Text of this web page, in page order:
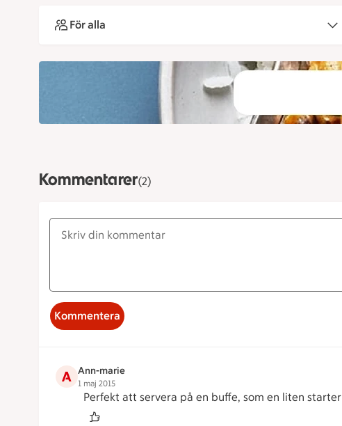
För alla
Kommentarer(2)
Kommentera
A Ann-marie
1 maj 2015
Perfekt att servera på en buffe, som en liten starter